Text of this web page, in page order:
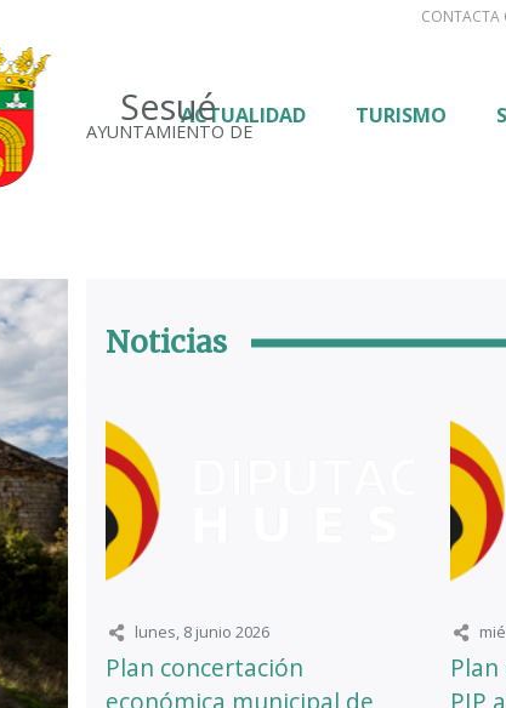
CONTACTA
Sesué
AYUNTAMIENTO DE
ACTUALIDAD TURISMO
Noticias
lunes, 8 junio 2026
Plan concertación